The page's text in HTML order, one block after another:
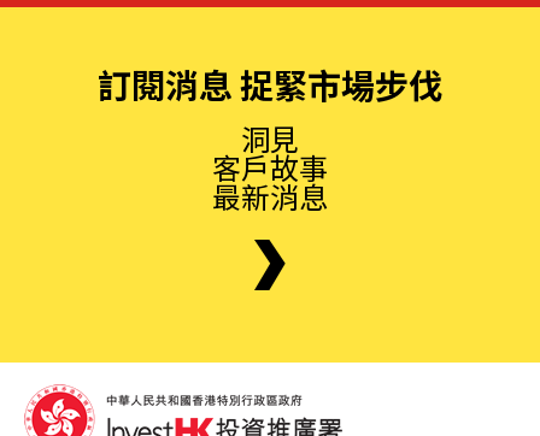
訂閱消息 捉緊市場步伐
洞見
客戶故事
最新消息